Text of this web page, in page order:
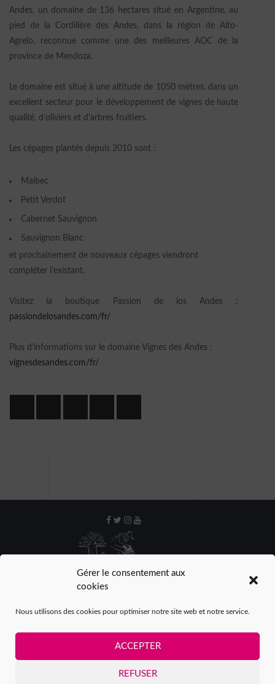
Gérer le consentement aux
cookies
Nous utilisons des cookies pour optimiser notre site web et notre service.
ACCEPTER
REFUSER
Andes, un domaine de 136 hectares situé en Argentine, au
pied de la Cordillère des Andes, dans la région de Alto-
Agrelo, reconnue comme une des meilleures AOC de la
province de Mendoza.
Le domaine est situé à une altitude de 1050 mètres, dans un
excellent secteur pour le développement de vignes de haute
qualité, d’oliviers et d’arbres fruitiers.
Les cépages plantés depuis 2010 sont :
Malbec
Petit Verdot
Cabernet Sauvignon
Sauvignon Blanc
et prochainement de nouveaux cépages viendront
compléter l’existant.
Visitez la boutique Passion de los Andes :
passiondelosandes.com/fr/
Plus d’informations sur le domaine Vignes des Andes :
vignesdesandes.com/fr/
Mentions légales Crédits Contact Espace presse